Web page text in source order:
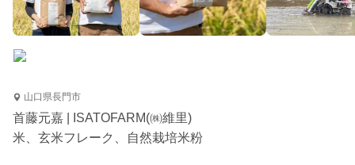
山口県長門市
首藤元嘉 | ISATOFARM(㈱維里)
米、玄米フレーク、自然栽培米粉